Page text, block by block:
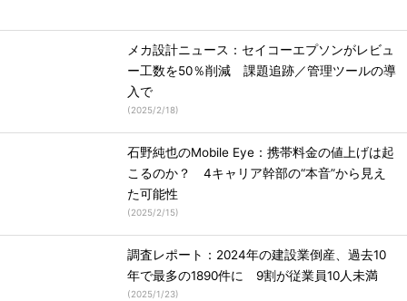
メカ設計ニュース：セイコーエプソンがレビュ
ー工数を50％削減 課題追跡／管理ツールの導
入で
(2025/2/18)
石野純也のMobile Eye：携帯料金の値上げは起
こるのか？ 4キャリア幹部の“本音”から見え
た可能性
(2025/2/15)
調査レポート：2024年の建設業倒産、過去10
年で最多の1890件に 9割が従業員10人未満
(2025/1/23)